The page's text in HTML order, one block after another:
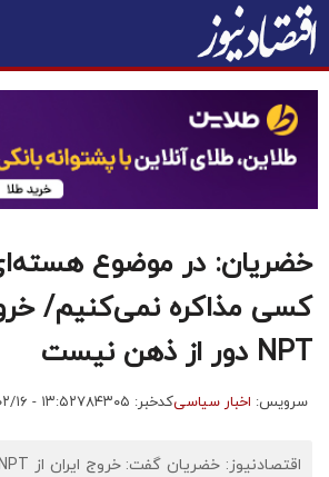
خضریان: در موضوع
کسی مذاکره نمی‌کنیم/
NPT دور از ذهن نیست
سرویس: اخبار سیاسیکدخبر: ۷۸۴۳۰۵ ۱۴۰۵/۰۲/۱۶